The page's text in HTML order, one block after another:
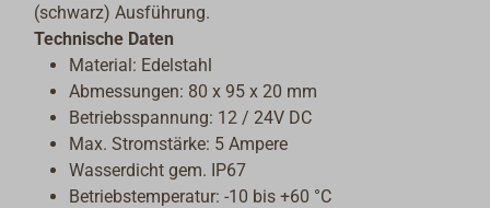
(schwarz) Ausführung.
Technische Daten
Material: Edelstahl
Abmessungen: 80 x 95 x 20 mm
Betriebsspannung: 12 / 24V DC
Max. Stromstärke: 5 Ampere
Wasserdicht gem. IP67
Betriebstemperatur: -10 bis +60 °C